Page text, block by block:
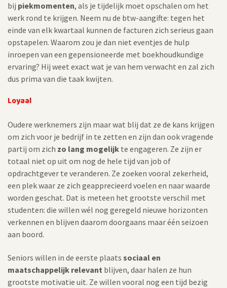
bij piekmomenten, als je tijdelijk moet opschalen om het
werk rond te krijgen. Neem nu de btw-aangifte: tegen het
einde van elk kwartaal kunnen de facturen zich serieus gaan
opstapelen. Waarom zou je dan niet eventjes de hulp
inroepen van een gepensioneerde met boekhoudkundige
ervaring? Hij weet exact wat je van hem verwacht en zal zich
dus prima van die taak kwijten.
Loyaal
Oudere werknemers zijn maar wat blij dat ze de kans krijgen
om zich voor je bedrijf in te zetten en zijn dan ook vragende
partij om zich zo lang mogelijk te engageren. Ze zijn er
totaal niet op uit om nog de hele tijd van job of
opdrachtgever te veranderen. Ze zoeken vooral zekerheid,
een plek waar ze zich geapprecieerd voelen en naar waarde
worden geschat. Dat is meteen het grootste verschil met
studenten: die willen wél nog geregeld nieuwe horizonten
verkennen en blijven daarom doorgaans maar één seizoen
aan boord.
Seniors willen in de eerste plaats sociaal en
maatschappelijk relevant blijven, daar halen ze hun
grootste motivatie uit. Ze willen vooral nog een tijd bezig